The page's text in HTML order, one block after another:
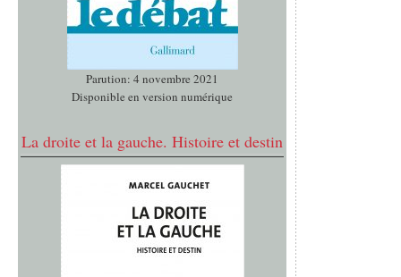
Parution: 4 novembre 2021
Disponible en version numérique
La droite et la gauche. Histoire et destin